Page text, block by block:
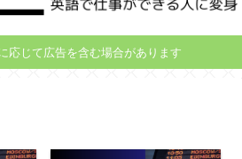
応じて広告を含む場合があります